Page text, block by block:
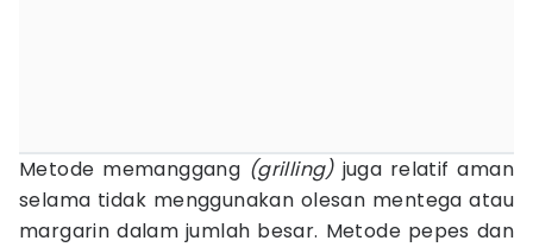
Metode memanggang (grilling)juga relatif aman
selama tidak menggunakan olesan mentega atau
margarin dalam jumlah besar. Metode pepes dan